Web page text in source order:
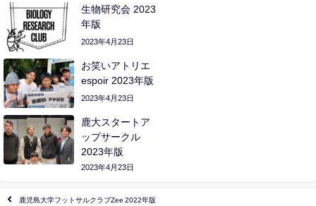
生物研究会 2023
年版
2023年4月23日
お笑いアトリエ
espoir 2023年版
2023年4月23日
鹿大スタートア
ップサークル
2023年版
2023年4月23日
鹿児島大学フットサルクラブZee 2022年版